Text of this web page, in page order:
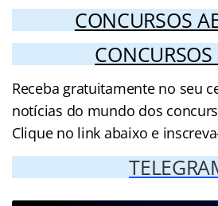
CONCURSOS
Receba gratuitamente no seu
notícias do mundo dos
Clique no link abaixo e